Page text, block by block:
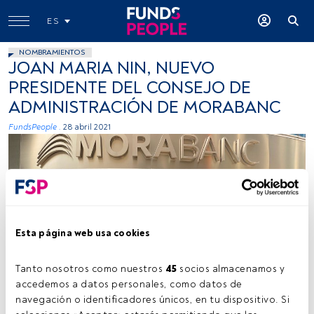
Esta página web usa cookies
Tanto nosotros como nuestros 45 socios almacenamos y
accedemos a datos personales, como datos de
navegación o identificadores únicos, en tu dispositivo. Si
ES
NOMBRAMIENTOS
JOAN MARIA NIN, NUEVO
PRESIDENTE DEL CONSEJO DE
ADMINISTRACIÓN DE MORABANC
FundsPeople . 28 abril 2021
Tiempo lectura: 2 min.